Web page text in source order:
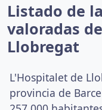
Listado de
valoradas
Llobregat
L'Hospitalet de
provincia de